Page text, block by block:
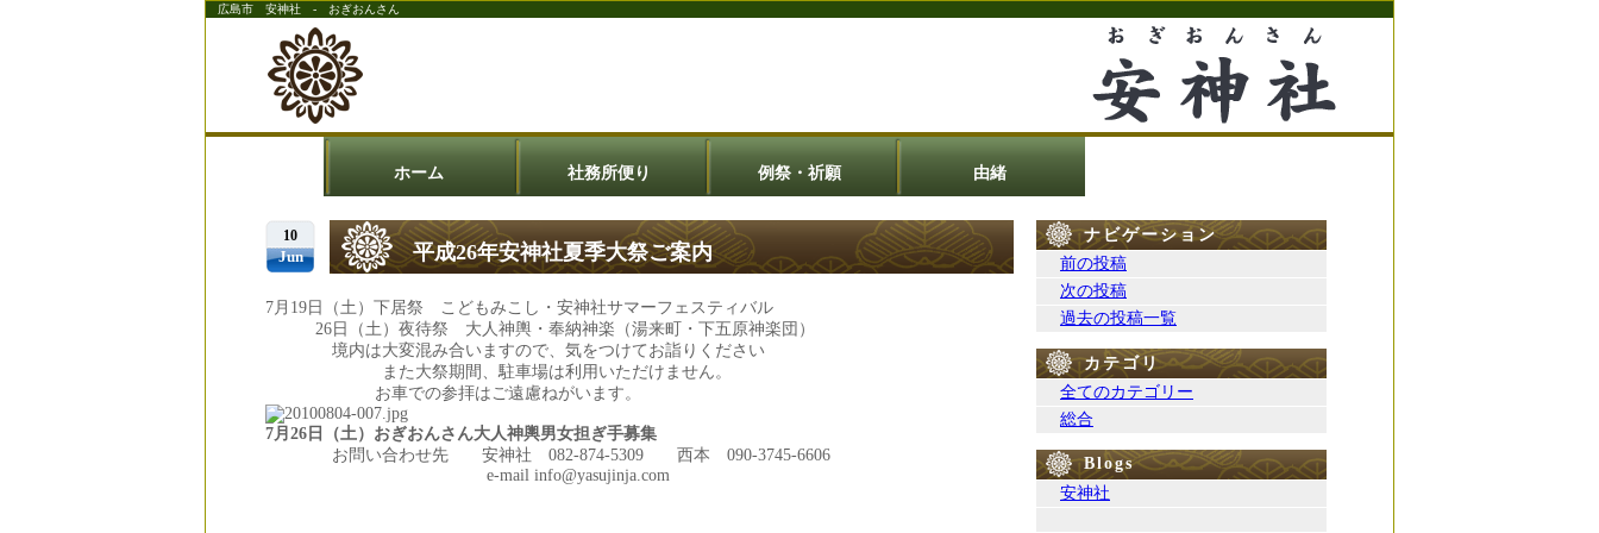
広島市 安神社 - おぎおんさん
ホーム 社務所便り 例祭・祈願 由緒
10
Jun 平成26年安神社夏季大祭ご案内
7月19日（土）下居祭 こどもみこし・安神社サマーフェスティバル
26日（土）夜待祭 大人神輿・奉納神楽（湯来町・下五原神楽団）
境内は大変混み合いますので、気をつけてお詣りください
また大祭期間、駐車場は利用いただけません。
お車での参拝はご遠慮ねがいます。
7月26日（土）おぎおんさん大人神輿男女担ぎ手募集
お問い合わせ先 安神社 082-874-5309 西本 090-3745-6606
e-mail info@yasujinja.com
ナビゲーション
前の投稿
次の投稿
過去の投稿一覧
カテゴリ
全てのカテゴリー
総合
Blogs
安神社